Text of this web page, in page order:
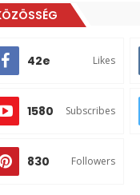
42e Likes
1580 Subscribes
830 Followers